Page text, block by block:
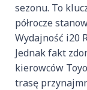
sezonu. To
półrocze
Wydajność i20
Jednak fakt
kierowców
trasę